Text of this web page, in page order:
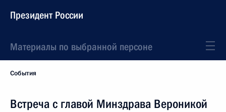
Президент России
Материалы по выбранной персоне
События
Встреча с главой Минздрава Вероникой